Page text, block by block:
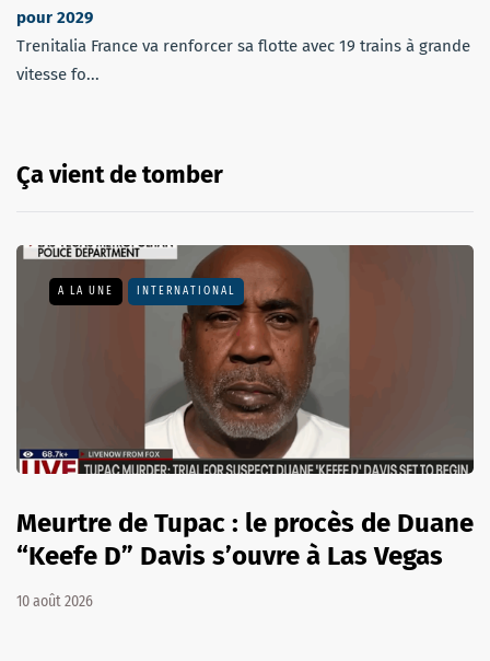
pour 2029
Trenitalia France va renforcer sa flotte avec 19 trains à grande
vitesse fo...
Ça vient de tomber
A LA UNE INTERNATIONAL
Meurtre de Tupac : le procès de Duane
“Keefe D” Davis s’ouvre à Las Vegas
10 août 2026